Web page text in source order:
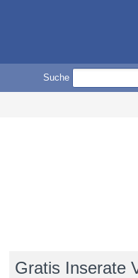
Suche
Gratis Inserate